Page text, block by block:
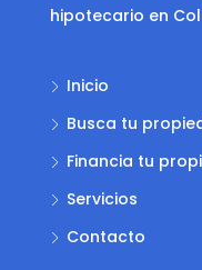
hipotecario en
Inicio
Busca tu
Financia tu
Servicios
Contacto